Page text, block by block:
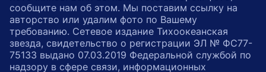
сообщите нам об этом. Мы поставим ссылку на
авторство или удалим фото по Вашему
требованию. Сетевое издание Тихоокеанская
звезда, свидетельство о регистрации ЭЛ № ФС77-
75133 выдано 07.03.2019 Федеральной службой по
надзору в сфере связи, информационных